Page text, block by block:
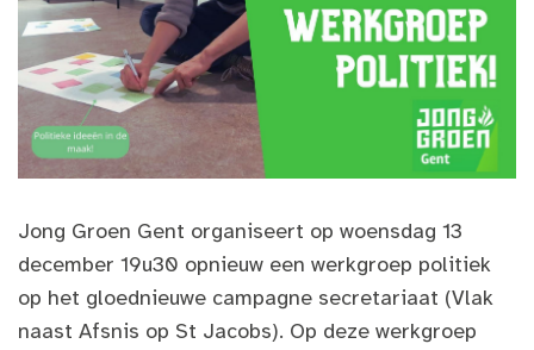
Jong Groen Gent organiseert op woensdag 13
december 19u30 opnieuw een werkgroep politiek
op het gloednieuwe campagne secretariaat (Vlak
naast Afsnis op St Jacobs). Op deze werkgroep